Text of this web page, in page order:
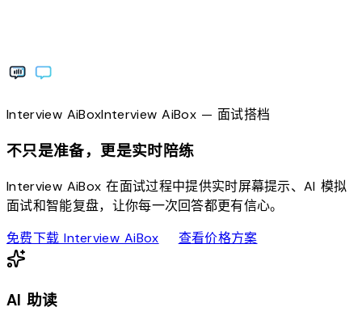
Interview AiBoxInterviewAiBox— 面试搭档
不只是准备，更是实时陪练
Interview AiBox 在面试过程中提供实时屏幕提示、AI 模拟
面试和智能复盘，让你每一次回答都更有信心。
免费下载 Interview AiBoxdownload查看价格方案sell
AI 助读